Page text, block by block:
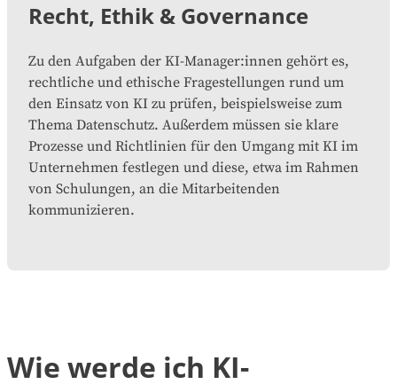
Recht, Ethik & Governance
Zu den Aufgaben der KI-Manager:innen gehört es,
rechtliche und ethische Fragestellungen rund um
den Einsatz von KI zu prüfen, beispielsweise zum
Thema Datenschutz. Außerdem müssen sie klare
Prozesse und Richtlinien für den Umgang mit KI im
Unternehmen festlegen und diese, etwa im Rahmen
von Schulungen, an die Mitarbeitenden
kommunizieren.
Wie werde ich KI-